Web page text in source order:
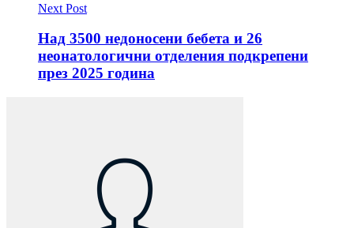
Next Post
Над 3500 недоносени бебета и 26
неонатологични отделения подкрепени
през 2025 година